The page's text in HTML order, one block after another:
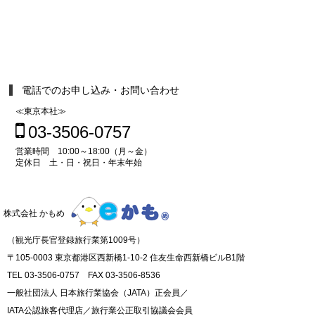
電話でのお申し込み・お問い合わせ
≪東京本社≫
03-3506-0757
営業時間 10:00～18:00（月～金）
定休日 土・日・祝日・年末年始
株式会社 かもめ
（観光庁長官登録旅行業第1009号）
〒105-0003 東京都港区西新橋1-10-2 住友生命西新橋ビルB1階
TEL 03-3506-0757 FAX 03-3506-8536
一般社団法人 日本旅行業協会（JATA）正会員／
IATA公認旅客代理店／旅行業公正取引協議会会員